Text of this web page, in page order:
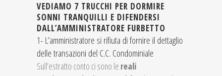
VEDIAMO 7 TRUCCHI PER DORMIRE
SONNI TRANQUILLI E DIFENDERSI
DALL’AMMINISTRATORE FURBETTO
1- L’amministratore si rifiuta di fornire il dettaglio
delle transazioni del C.C. Condominiale
Sull’estratto conto ci sono le reali